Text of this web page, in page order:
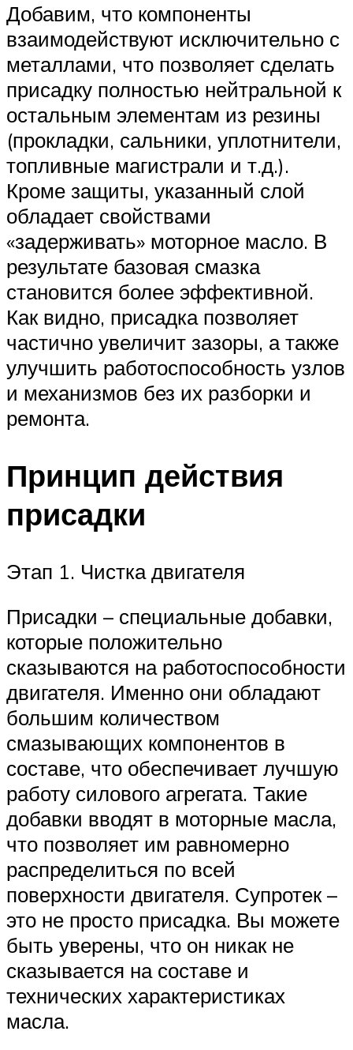
Добавим, что компоненты
взаимодействуют исключительно с
металлами, что позволяет сделать
присадку полностью нейтральной к
остальным элементам из резины
(прокладки, сальники, уплотнители,
топливные магистрали и т.д.).
Кроме защиты, указанный слой
обладает свойствами
«задерживать» моторное масло. В
результате базовая смазка
становится более эффективной.
Как видно, присадка позволяет
частично увеличит зазоры, а также
улучшить работоспособность узлов
и механизмов без их разборки и
ремонта.
Принцип действия
присадки
Этап 1. Чистка двигателя
Присадки – специальные добавки,
которые положительно
сказываются на работоспособности
двигателя. Именно они обладают
большим количеством
смазывающих компонентов в
составе, что обеспечивает лучшую
работу силового агрегата. Такие
добавки вводят в моторные масла,
что позволяет им равномерно
распределиться по всей
поверхности двигателя. Супротек –
это не просто присадка. Вы можете
быть уверены, что он никак не
сказывается на составе и
технических характеристиках
масла.